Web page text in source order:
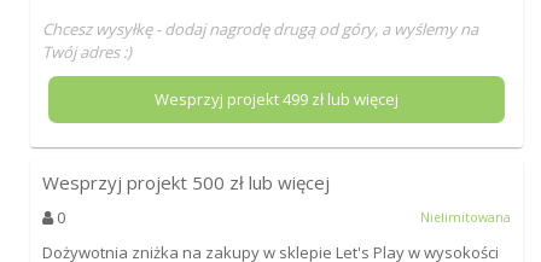
Chcesz wysyłkę - dodaj nagrodę drugą od góry, a wyślemy na
Twój adres :)
Wesprzyj projekt499zł lub więcej
Wesprzyj projekt 500 zł lub więcej
0 Nielimitowana
Dożywotnia zniżka na zakupy w sklepie Let's Play w wysokości